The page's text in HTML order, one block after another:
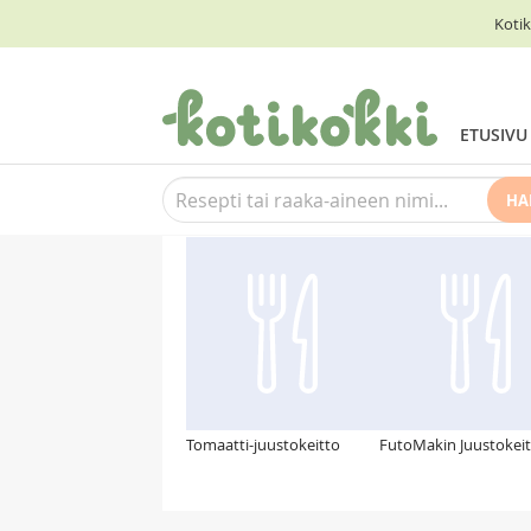
ETUSIVU
Suosittelemme myös
Tomaatti-juustokeitto FutoMakin